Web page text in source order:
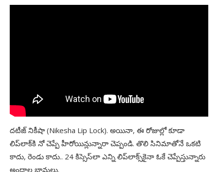
దటీజ్‌ నికీషా (Nikesha Lip Lock). అయినా, ఈ రోజుల్లో కూడా
లిప్‌లాక్‌కి నో చెప్పే హీరోయిన్లున్నారా చెప్పండి. తొలి సినిమాతోనే ఒకటి
కాదు, రెండు కాదు.. 24 కిస్సెస్‌లా ఎన్ని లిప్‌లాక్స్‌కైనా ఓకే చెప్పేస్తున్నారు
అందాల భామలు.